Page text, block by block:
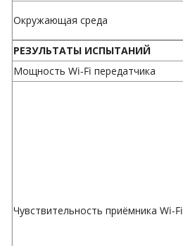
Окружающая среда
РЕЗУЛЬТАТЫ ИСПЫТАНИЙ
Мощность Wi-Fi передатчика
Чувствительность приёмника Wi-Fi